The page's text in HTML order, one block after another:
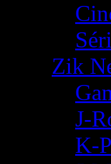
Zik
J-
K-